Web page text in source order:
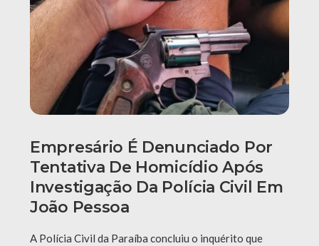
Empresário É Denunciado Por
Tentativa De Homicídio Após
Investigação Da Polícia Civil Em
João Pessoa
A Polícia Civil da Paraíba concluiu o inquérito que